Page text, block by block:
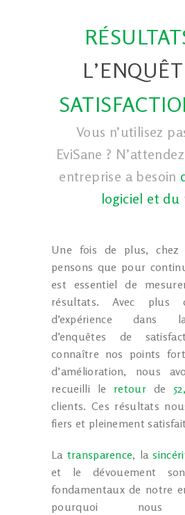
Vous n’utilisez
EviSane ?
entreprise a besoin
logiciel et du
Une fois de plus, chez
pensons que pour
est essentiel de
résultats. Avec plus
d’expérience dans
d’enquêtes de
connaître nos points
d’amélioration, nous
recueilli le retourde
clients. Ces résultats
fiers et pleinement
La transparence, la
et le dévouement
fondamentaux de notre
pourquoi nous